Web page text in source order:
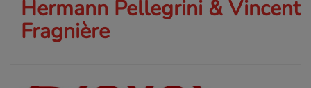
Hermann Pellegrini & Vincent
Fragnière